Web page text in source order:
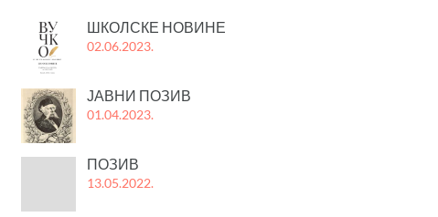
ШКОЛСКЕ НОВИНЕ
02.06.2023.
ЈАВНИ ПОЗИВ
01.04.2023.
ПОЗИВ
13.05.2022.